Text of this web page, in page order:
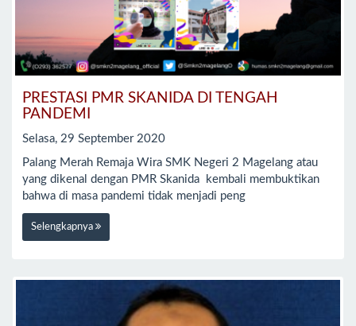
PRESTASI PMR SKANIDA DI TENGAH
PANDEMI
Selasa, 29 September 2020
Palang Merah Remaja Wira SMK Negeri 2 Magelang atau
yang dikenal dengan PMR Skanida kembali membuktikan
bahwa di masa pandemi tidak menjadi peng
Selengkapnya